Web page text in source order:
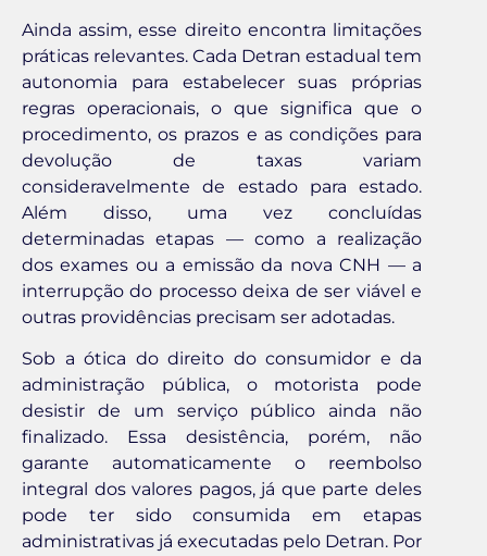
Ainda assim, esse direito encontra limitações
práticas relevantes. Cada Detran estadual tem
autonomia para estabelecer suas próprias
regras operacionais, o que significa que o
procedimento, os prazos e as condições para
devolução de taxas variam
consideravelmente de estado para estado.
Além disso, uma vez concluídas
determinadas etapas — como a realização
dos exames ou a emissão da nova CNH — a
interrupção do processo deixa de ser viável e
outras providências precisam ser adotadas.
Sob a ótica do direito do consumidor e da
administração pública, o motorista pode
desistir de um serviço público ainda não
finalizado. Essa desistência, porém, não
garante automaticamente o reembolso
integral dos valores pagos, já que parte deles
pode ter sido consumida em etapas
administrativas já executadas pelo Detran. Por